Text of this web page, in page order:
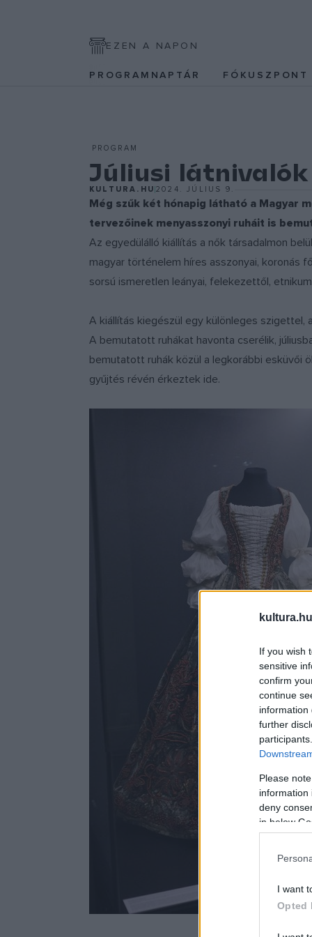
If you wish
sensitive
confirm
continue
information
further
Please
information
deny
in below
I want
Opted
EZEN A NAPON
PROGRAMNAPTÁR FÓKUSZPONT
PROGRAM
Júliusi
KULTURA.HU 2024. JÚLIUS 9.
Még szűk két hónapig látható a Magyar
tervezőinek menyasszonyi ruháit is
Az egyedülálló kiállítás a nők társadalmon
magyar történelem híres asszonyai, koronás
sorsú ismeretlen leányai, felekezettől,
A kiállítás kiegészül egy különleges szigettel,
A bemutatott ruhákat havonta cserélik,
bemutatott ruhák közül a legkorábbi esküvői
gyűjtés révén érkeztek ide.